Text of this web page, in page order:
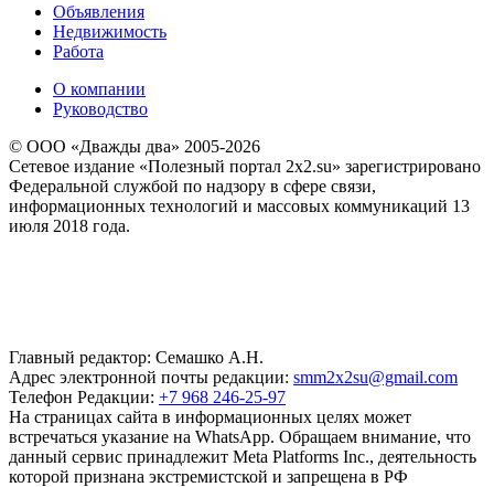
Объявления
Недвижимость
Работа
О компании
Руководство
© ООО «Дважды два» 2005-2026
Сетевое издание «Полезный портал 2x2.su» зарегистрировано
Федеральной службой по надзору в сфере связи,
информационных технологий и массовых коммуникаций 13
июля 2018 года.
Главный редактор: Семашко А.Н.
Адрес электронной почты редакции: smm2x2su@gmail.com
Телефон Редакции: +7 968 246-25-97
На страницах сайта в информационных целях может
встречаться указание на WhatsApp. Обращаем внимание, что
данный сервис принадлежит Meta Platforms Inc., деятельность
которой признана экстремистской и запрещена в РФ